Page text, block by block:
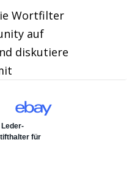
Wortfilter
auf
diskutiere